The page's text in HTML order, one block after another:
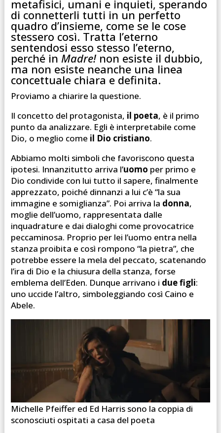
metafisici, umani e inquieti, sperando
di connetterli tutti in un perfetto
quadro d’insieme, come se le cose
stessero così. Tratta l’eterno
sentendosi esso stesso l’eterno,
perché in Madre!non esiste il dubbio,
ma non esiste neanche una linea
concettuale chiara e definita.
Proviamo a chiarire la questione.
Il concetto del protagonista, il poeta, è il primo
punto da analizzare. Egli è interpretabile come
Dio, o meglio come il Dio cristiano.
Abbiamo molti simboli che favoriscono questa
ipotesi. Innanzitutto arriva l’uomo per primo e
Dio condivide con lui tutto il sapere, finalmente
apprezzato, poiché dinnanzi a lui c’è “la sua
immagine e somiglianza”. Poi arriva la donna,
moglie dell’uomo, rappresentata dalle
inquadrature e dai dialoghi come provocatrice
peccaminosa. Proprio per lei l’uomo entra nella
stanza proibita e così rompono “la pietra”, che
potrebbe essere la mela del peccato, scatenando
l’ira di Dio e la chiusura della stanza, forse
emblema dell’Eden. Dunque arrivano i due figli:
uno uccide l’altro, simboleggiando così Caino e
Abele.
Michelle Pfeiffer ed Ed Harris sono la coppia di
sconosciuti ospitati a casa del poeta